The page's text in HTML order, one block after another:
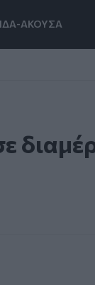
ΑΚΟΥΣΑ